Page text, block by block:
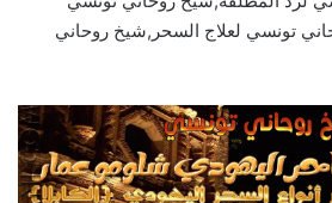
تونسي لعلاج السحر,شيخ روحاني